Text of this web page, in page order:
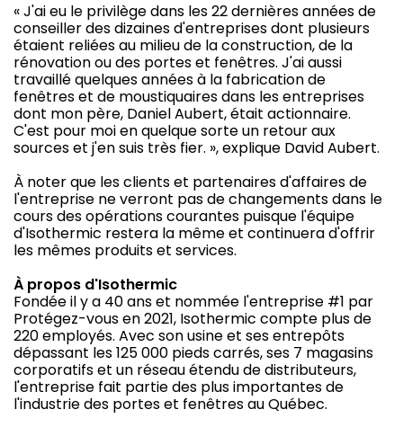
« J'ai eu le privilège dans les 22 dernières années de
conseiller des dizaines d'entreprises dont plusieurs
étaient reliées au milieu de la construction, de la
rénovation ou des portes et fenêtres. J'ai aussi
travaillé quelques années à la fabrication de
fenêtres et de moustiquaires dans les entreprises
dont mon père, Daniel Aubert, était actionnaire.
C'est pour moi en quelque sorte un retour aux
sources et j'en suis très fier. », explique David Aubert.
À noter que les clients et partenaires d'affaires de
l'entreprise ne verront pas de changements dans le
cours des opérations courantes puisque l'équipe
d'Isothermic restera la même et continuera d'offrir
les mêmes produits et services.
À propos d'Isothermic
Fondée il y a 40 ans et nommée l'entreprise #1 par
Protégez-vous en 2021, Isothermic compte plus de
220 employés. Avec son usine et ses entrepôts
dépassant les 125 000 pieds carrés, ses 7 magasins
corporatifs et un réseau étendu de distributeurs,
l'entreprise fait partie des plus importantes de
l'industrie des portes et fenêtres au Québec.